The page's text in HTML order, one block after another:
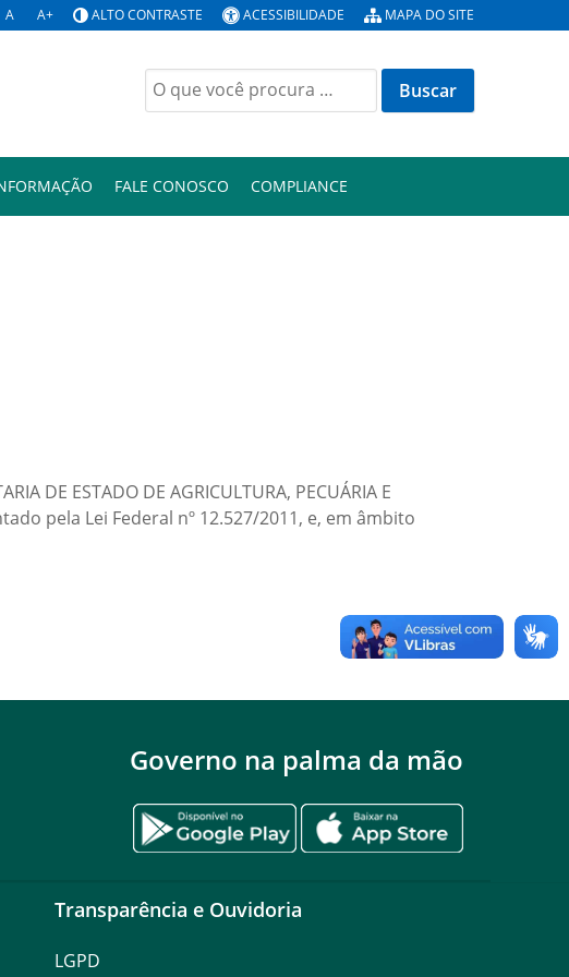
A A+ ALTO CONTRASTE ACESSIBILIDADE MAPA DO SITE
Buscar
por:
FALE CONOSCO COMPLIANCE
DE ESTADO DE AGRICULTURA, PECUÁRIA E
pela Lei Federal nº 12.527/2011, e, em âmbito
Governo na palma da mão
Transparência e Ouvidoria
LGPD